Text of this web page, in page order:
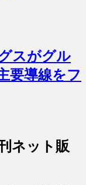
スがグル
要導線をフ
ネット販